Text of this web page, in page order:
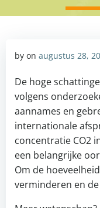
by on augustus 28,
De hoge
volgens
aannames en
internationale
concentratie CO2
een belangrijke
Om de
verminderen en